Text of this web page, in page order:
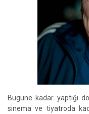
Bugüne kadar yaptığı
sinema ve tiyatroda